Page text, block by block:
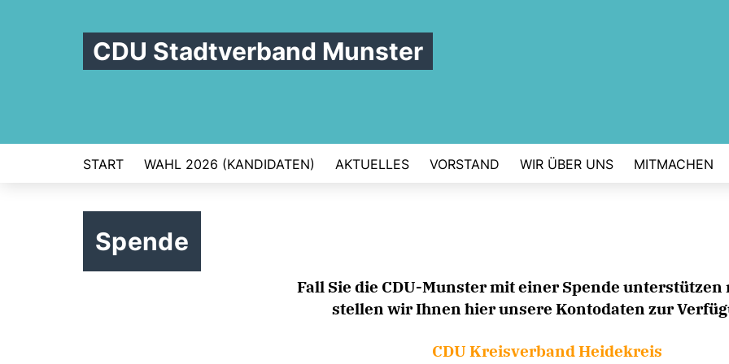
CDU Stadtverband Munster
START WAHL 2026 (KANDIDATEN) AKTUELLES VORSTAND WIR ÜBER UNS MITMACHEN
Spende
Fall Sie die CDU-Munster mit einer Spende unterstützen
stellen wir Ihnen hier unsere Kontodaten zur
CDU Kreisverband Heidekreis